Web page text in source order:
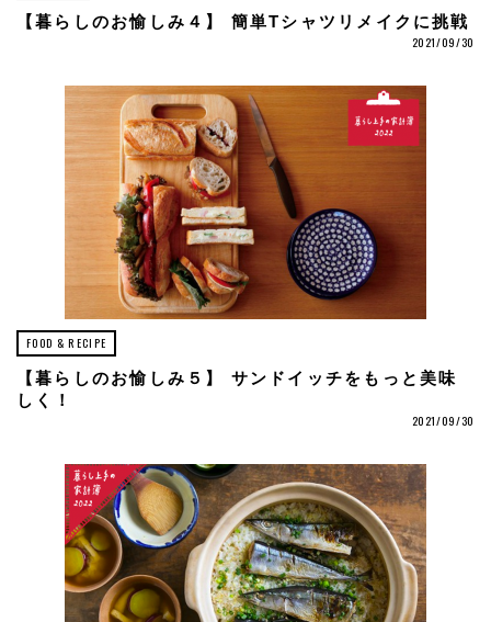
【暮らしのお愉しみ４】 簡単Tシャツリメイクに挑戦
2021/09/30
FOOD & RECIPE
【暮らしのお愉しみ５】 サンドイッチをもっと美味
しく！
2021/09/30